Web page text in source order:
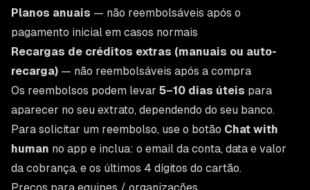
Planos anuais — não reembolsáveis após o
pagamento inicial em casos normais
Recargas de créditos extras (manuais ou auto-
recarga) — não reembolsáveis após a compra
Os reembolsos podem levar 5–10 dias úteis para
aparecer no seu extrato, dependendo do seu banco.
Para solicitar um reembolso, use o botão Chat with
human no app e inclua: o email da conta, data e valor
da cobrança, e os últimos 4 dígitos do cartão.